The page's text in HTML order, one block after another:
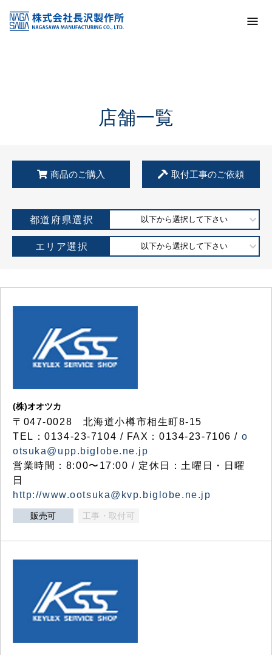
KSS加盟店・取扱店情報
店舗一覧
店舗一覧
商品のご購入 取付工事のご依頼
都道府県選択 以下から選択して下さい
エリア選択 以下から選択して下さい
(株)オオツカ
〒047-0028 北海道小樽市相生町8-15
TEL：0134-23-7104 / FAX：0134-23-7106 / o
otsuka@upp.biglobe.ne.jp
営業時間：8:00〜17:00 / 定休日：土曜日・日曜
日
http://www.ootsuka@kvp.biglobe.ne.jp
販売可 工事・取付可